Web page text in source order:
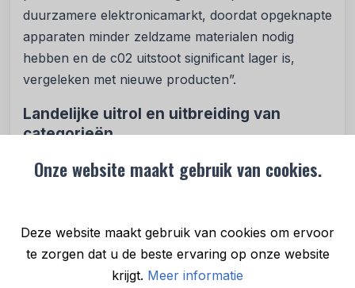
Onze website maakt gebruik van cookies.
Deze website maakt gebruik van cookies om ervoor
te zorgen dat u de beste ervaring op onze website
krijgt. Meer informatie
duurzamere elektronicamarkt, doordat opgeknapte
apparaten minder zeldzame materialen nodig
hebben en de c02 uitstoot significant lager is,
vergeleken met nieuwe producten”.
Landelijke uitrol en uitbreiding van
categorieën
Na een succesvolle pilot in tien winkels in juni en
juli, waarin gebruikte mobiele telefoons van Apple
september landelijk uitgerold. In oktober is het
assortiment verder uitgebreid met MacBooks,
tablets, PlayStations en smartwatches. Vanaf